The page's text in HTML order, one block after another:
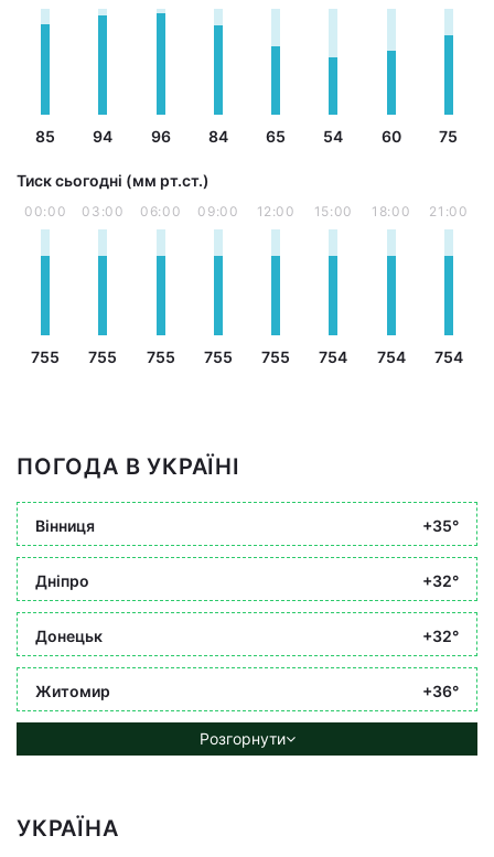
85 94 96 84 65 54 60 75
Тиск сьогодні (мм рт.ст.)
00:00
755
03:00
755
06:00
755
09:00
755
12:00
755
15:00
754
18:00
754
21:00
754
ПОГОДА В УКРАЇНІ
Вінниця +35°
Дніпро +32°
Донецьк +32°
Житомир +36°
Розгорнути
УКРАЇНА